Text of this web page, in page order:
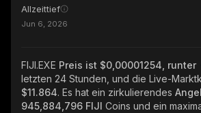
Allzeittief
Jun 6, 2026
FIJI.EXE Preis ist $0,00001254, runter
letzten 24 Stunden, und die Live-
$11.864. Es hat ein zirkulierendes
945,884,796 FIJI Coins und ein